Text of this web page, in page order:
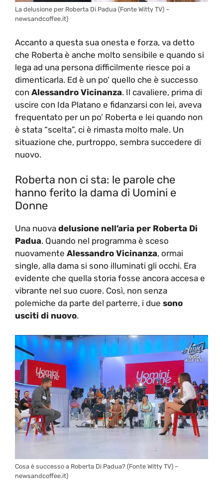
La delusione per Roberta Di Padua (Fonte Witty TV) –
newsandcoffee.it)
Accanto a questa sua onesta e forza, va detto
che Roberta è anche molto sensibile e quando si
lega ad una persona difficilmente riesce poi a
dimenticarla. Ed è un po’ quello che è successo
con Alessandro Vicinanza. Il cavaliere, prima di
uscire con Ida Platano e fidanzarsi con lei, aveva
frequentato per un po’ Roberta e lei quando non
è stata “scelta”, ci è rimasta molto male. Un
situazione che, purtroppo, sembra succedere di
nuovo.
Roberta non ci sta: le parole che
hanno ferito la dama di Uomini e
Donne
Una nuova delusione nell’aria per Roberta Di
Padua. Quando nel programma è sceso
nuovamente Alessandro Vicinanza, ormai
single, alla dama si sono illuminati gli occhi. Era
evidente che quella storia fosse ancora accesa e
vibrante nel suo cuore. Così, non senza
polemiche da parte del parterre, i due sono
usciti di nuovo.
Cosa è successo a Roberta Di Padua? (Fonte Witty TV) –
newsandcoffee.it)